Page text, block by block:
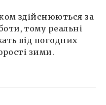
здійснюються за
тому реальні
від погодних
зими.